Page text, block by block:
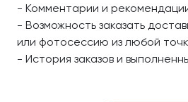
- Комментарии и
- Возможность заказать
или фотосессию из любой
- История заказов и